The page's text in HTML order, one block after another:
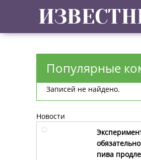
Популярные
Записей не найдено.
Новости
пива